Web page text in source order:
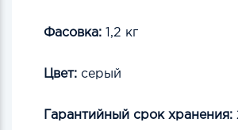
Фасовка: 1,2 кг
Цвет: серый
Гарантийный срок хранения: